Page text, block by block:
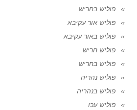
פוליש בחריש
פוליש אור עקיבא
פוליש באור עקיבא
פוליש חריש
פוליש בחריש
פוליש נהריה
פוליש בנהריה
פוליש עכו